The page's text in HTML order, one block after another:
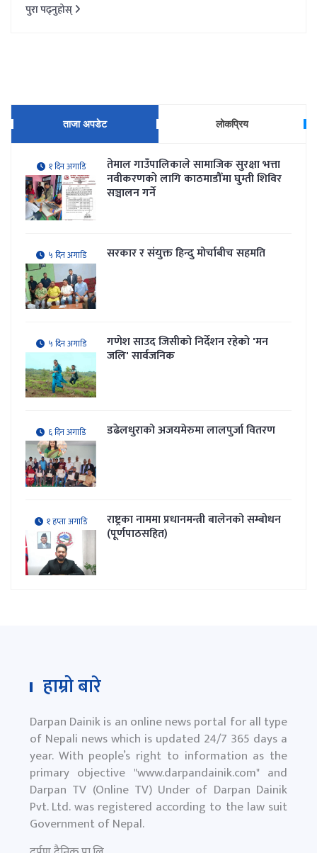
पुरा पढ्नुहोस्
ताजा अपडेट लोकप्रिय
१ दिन अगाडि तेमाल गाउँपालिकाले सामाजिक सुरक्षा भत्ता
नवीकरणकाे लागि काठमाडौँमा घुम्ती शिविर
सञ्चालन गर्ने
५ दिन अगाडि सरकार र संयुक्त हिन्दु मोर्चाबीच सहमति
५ दिन अगाडि गणेश साउद जिसीको निर्देशन रहेकाे 'मन
जलि' सार्वजनिक
६ दिन अगाडि डढेलधुराको अजयमेरुमा लालपुर्जा वितरण
१ हप्ता अगाडि राष्ट्रका नाममा प्रधानमन्त्री बालेनको सम्बोधन
(पूर्णपाठसहित)
हाम्रो बारे
Darpan Dainik is an online news portal for all type
of Nepali news which is updated 24/7 365 days a
year. With people’s right to information as the
primary objective "www.darpandainik.com" and
Darpan TV (Online TV) Under of Darpan Dainik
Pvt. Ltd. was registered according to the law suit
Government of Nepal.